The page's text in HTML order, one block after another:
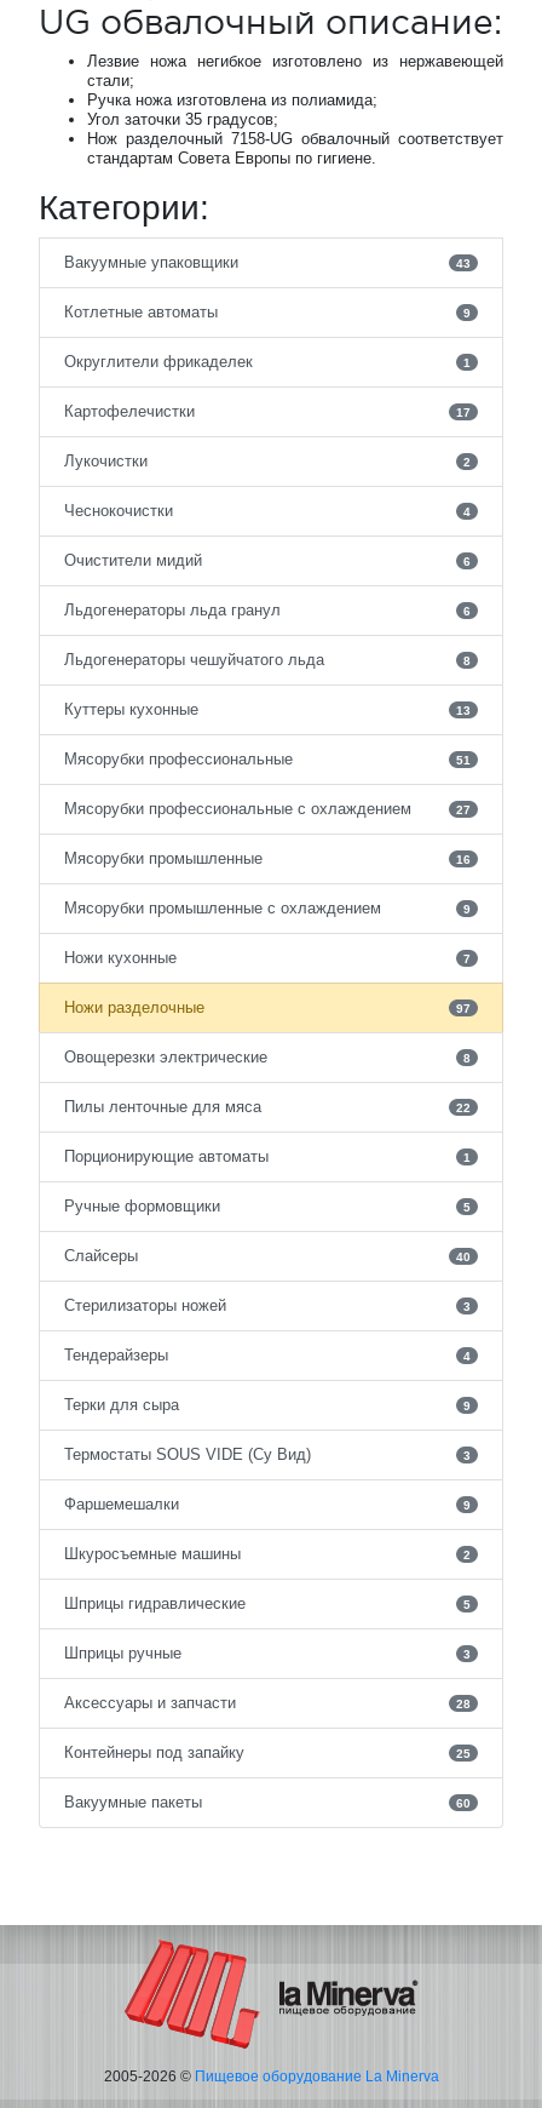
UG обвалочный описание:
Лезвие ножа негибкое изготовлено из нержавеющей
стали;
Ручка ножа изготовлена из полиамида;
Угол заточки 35 градусов;
Нож разделочный 7158-UG обвалочный соответствует
стандартам Совета Европы по гигиене.
Категории:
Вакуумные упаковщики 43
Котлетные автоматы 9
Округлители фрикаделек 1
Картофелечистки 17
Лукочистки 2
Чеснокочистки 4
Очистители мидий 6
Льдогенераторы льда гранул 6
Льдогенераторы чешуйчатого льда 8
Куттеры кухонные 13
Мясорубки профессиональные 51
Мясорубки профессиональные с охлаждением 27
Мясорубки промышленные 16
Мясорубки промышленные с охлаждением 9
Ножи кухонные 7
Ножи разделочные 97
Овощерезки электрические 8
Пилы ленточные для мяса 22
Порционирующие автоматы 1
Ручные формовщики 5
Слайсеры 40
Стерилизаторы ножей 3
Тендерайзеры 4
Терки для сыра 9
Термостаты SOUS VIDE (Су Вид) 3
Фаршемешалки 9
Шкуросъемные машины 2
Шприцы гидравлические 5
Шприцы ручные 3
Аксессуары и запчасти 28
Контейнеры под запайку 25
Вакуумные пакеты 60
2005-2026 © Пищевое оборудование La Minerva